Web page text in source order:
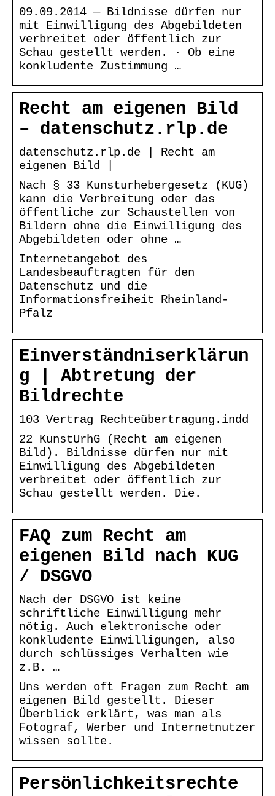
09.09.2014 — Bildnisse dürfen nur
mit Einwilligung des Abgebildeten
verbreitet oder öffentlich zur
Schau gestellt werden. · Ob eine
konkludente Zustimmung …
Recht am eigenen Bild
– datenschutz.rlp.de
datenschutz.rlp.de | Recht am
eigenen Bild |
Nach § 33 Kunsturhebergesetz (KUG)
kann die Verbreitung oder das
öffentliche zur Schaustellen von
Bildern ohne die Einwilligung des
Abgebildeten oder ohne …
Internetangebot des
Landesbeauftragten für den
Datenschutz und die
Informationsfreiheit Rheinland-
Pfalz
Einverständniserklärun
g | Abtretung der
Bildrechte
103_Vertrag_Rechteübertragung.indd
22 KunstUrhG (Recht am eigenen
Bild). Bildnisse dürfen nur mit
Einwilligung des Abgebildeten
verbreitet oder öffentlich zur
Schau gestellt werden. Die.
FAQ zum Recht am
eigenen Bild nach KUG
/ DSGVO
Nach der DSGVO ist keine
schriftliche Einwilligung mehr
nötig. Auch elektronische oder
konkludente Einwilligungen, also
durch schlüssiges Verhalten wie
z.B. …
Uns werden oft Fragen zum Recht am
eigenen Bild gestellt. Dieser
Überblick erklärt, was man als
Fotograf, Werber und Internetnutzer
wissen sollte.
Persönlichkeitsrechte